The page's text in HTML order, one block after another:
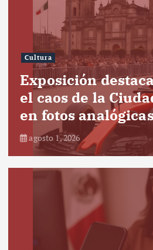
Cultura
Exposición
el caos de la
en fotos
agosto 1, 2026